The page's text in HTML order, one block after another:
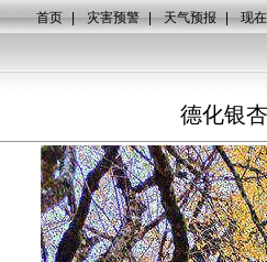
首页 | 灾害预警 | 天气预报 | 现
德化银